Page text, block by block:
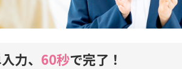
力、 60秒で完了！